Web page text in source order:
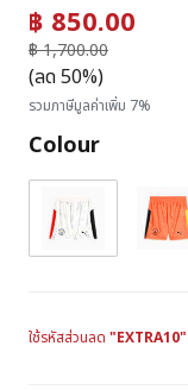
฿ 850.00
฿ 1,700.00
ถึง
(ลด 50%)
รวมภาษีมูลค่าเพิ่ม 7%
Colour
ใช้รหัสส่วนลด "EXTRA10"